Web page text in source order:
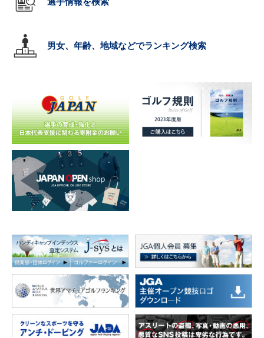
男女、年齢、地域などでランキング検索